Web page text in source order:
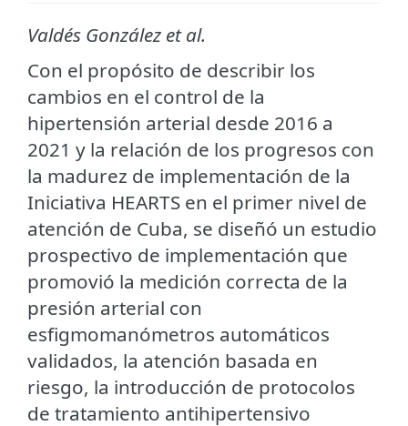
Valdés González et al.
Con el propósito de describir los
cambios en el control de la
hipertensión arterial desde 2016 a
2021 y la relación de los progresos con
la madurez de implementación de la
Iniciativa HEARTS en el primer nivel de
atención de Cuba, se diseñó un estudio
prospectivo de implementación que
promovió la medición correcta de la
presión arterial con
esfigmomanómetros automáticos
validados, la atención basada en
riesgo, la introducción de protocolos
de tratamiento antihipertensivo